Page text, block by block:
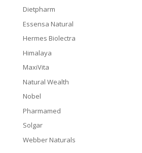
Dietpharm
Essensa Natural
Hermes Biolectra
Himalaya
MaxiVita
Natural Wealth
Nobel
Pharmamed
Solgar
Webber Naturals